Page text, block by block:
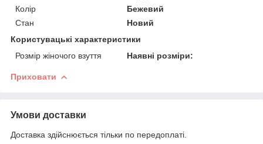
Колір
Бежевий
Стан
Новий
Користувацькi характеристики
Розмір жіночого взуття
Наявні розміри:
Приховати
Умови доставки
Доставка здійснюється тільки по передоплаті.